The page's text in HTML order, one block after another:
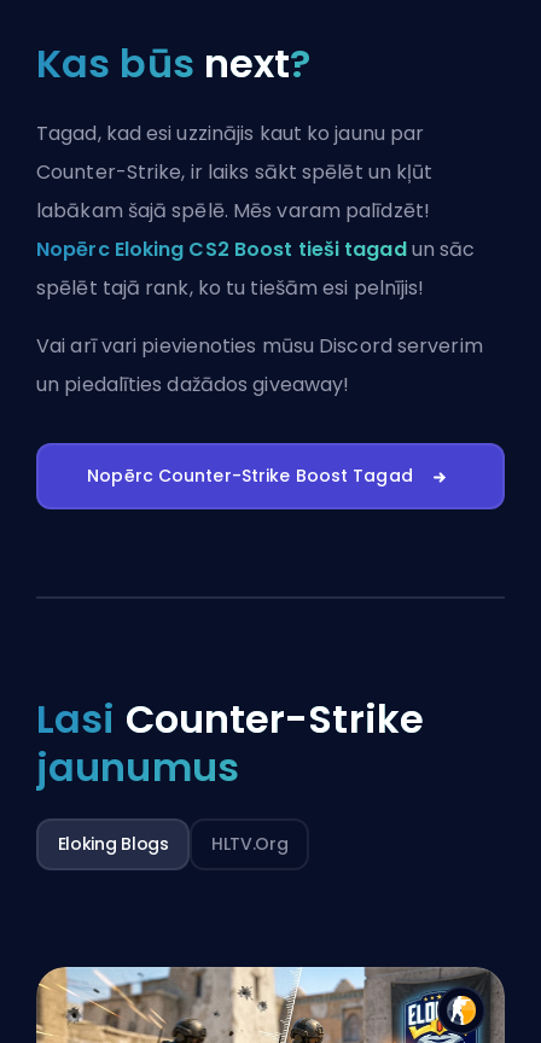
Kas būs next?
Tagad, kad esi uzzinājis kaut ko jaunu par
Counter-Strike, ir laiks sākt spēlēt un kļūt
labākam šajā spēlē. Mēs varam palīdzēt!
Nopērc Eloking CS2 Boost tieši tagadun sāc
spēlēt tajā rank, ko tu tiešām esi pelnījis!
Vai arī vari pievienoties mūsu Discord serverim
un piedalīties dažādos giveaway!
Nopērc Counter-Strike Boost Tagad
Lasi Counter-Strike
jaunumus
Eloking Blogs HLTV.org